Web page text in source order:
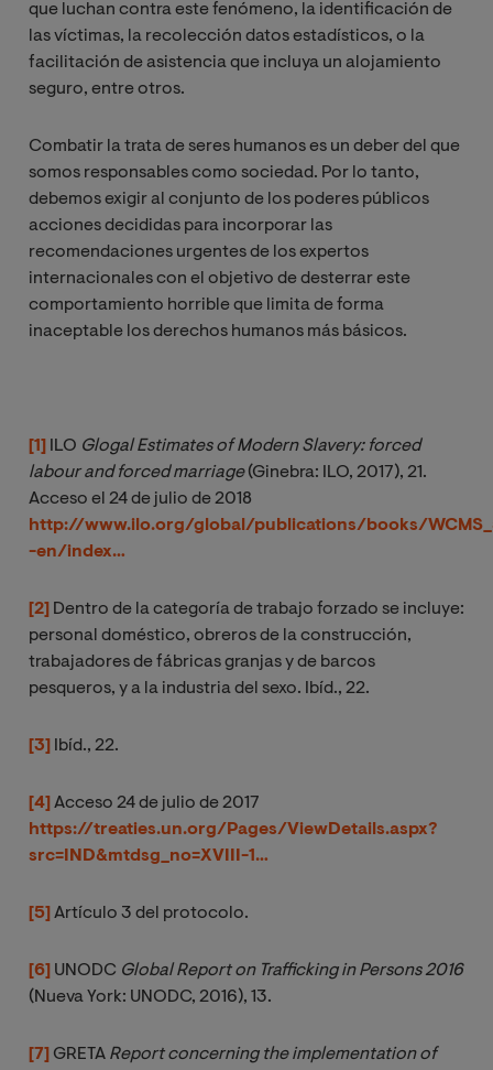
que luchan contra este fenómeno, la identificación de
las víctimas, la recolección datos estadísticos, o la
facilitación de asistencia que incluya un alojamiento
seguro, entre otros.
Combatir la trata de seres humanos es un deber del que
somos responsables como sociedad. Por lo tanto,
debemos exigir al conjunto de los poderes públicos
acciones decididas para incorporar las
recomendaciones urgentes de los expertos
internacionales con el objetivo de desterrar este
comportamiento horrible que limita de forma
inaceptable los derechos humanos más básicos.
[1] ILO Glogal Estimates of Modern Slavery: forced
labour and forced marriage (Ginebra: ILO, 2017), 21.
Acceso el 24 de julio de 2018
http://www.ilo.org/global/publications/books/
-en/index…
[2] Dentro de la categoría de trabajo forzado se incluye:
personal doméstico, obreros de la construcción,
trabajadores de fábricas granjas y de barcos
pesqueros, y a la industria del sexo. Ibíd., 22.
[3] Ibíd., 22.
[4] Acceso 24 de julio de 2017
https://treaties.un.org/Pages/ViewDetails.aspx?
src=IND&mtdsg_no=XVIII-1…
[5] Artículo 3 del protocolo.
[6] UNODC
Global Report on Trafficking in Persons 2016
(Nueva York: UNODC, 2016), 13.
[7] GRETA Report concerning the implementation of